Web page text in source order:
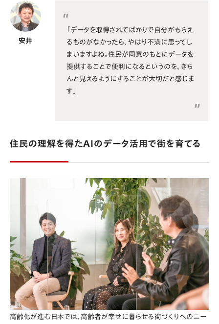
安井
「データを取得されてばかりで自分がもらえ
るものがなかったら、やはり不満に思ってし
まいますよね。住民が同意のもとにデータを
提供することで便利になるというのを、きち
んと見えるようにすることが大切だと感じま
す」
住民の理解を得たAIのデータ活用で街を育てる
高齢化が進む日本では、高齢者が幸せに暮らせる街づくりへのニー